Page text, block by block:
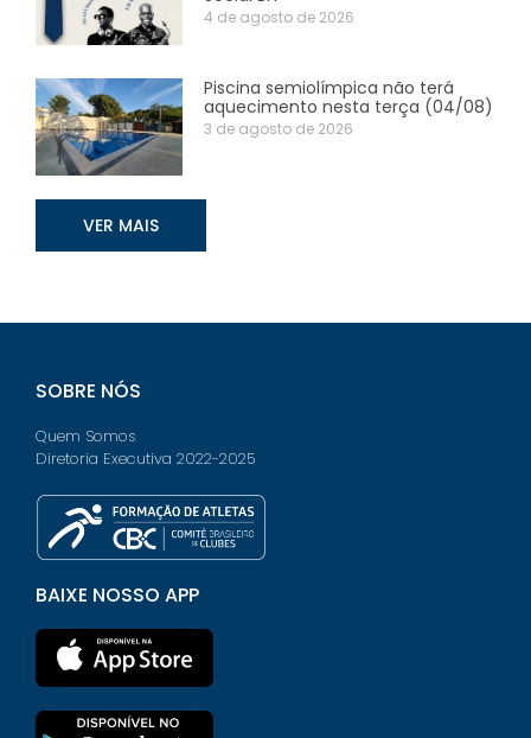
4 de agosto de 2026
Piscina semiolímpica não terá
aquecimento nesta terça (04/08)
3 de agosto de 2026
VER MAIS
SOBRE NÓS
Quem Somos
Diretoria Executiva 2022-2025
BAIXE NOSSO APP